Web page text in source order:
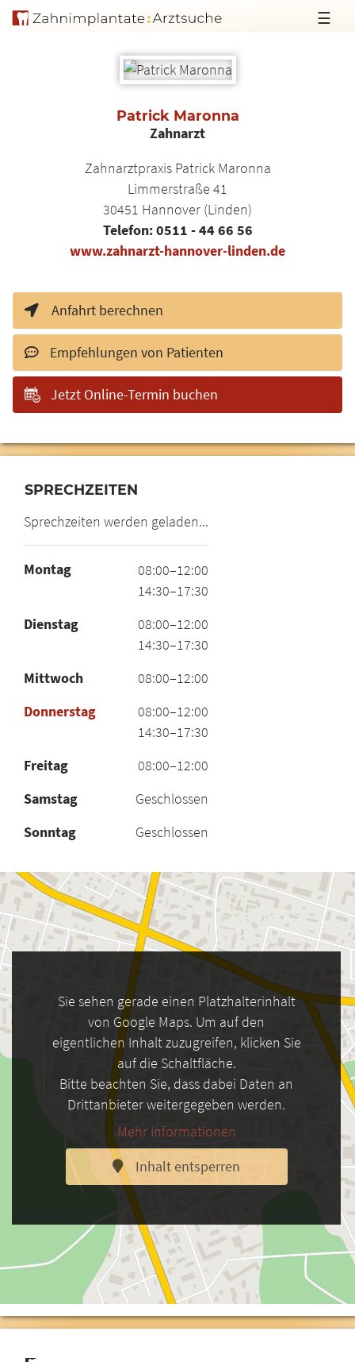
☰
Patrick Maronna
Zahnarzt
Zahnarztpraxis Patrick Maronna
Limmerstraße 41
30451 Hannover (Linden)
Telefon:0511 - 44 66 56
www.zahnarzt-hannover-linden.de
Anfahrt berechnen
Empfehlungen von Patienten
Jetzt Online-Termin buchen
SPRECHZEITEN
Sprechzeiten werden geladen...
Montag
08:00–12:00
14:30–17:30
Dienstag
08:00–12:00
14:30–17:30
Mittwoch
08:00–12:00
Donnerstag
08:00–12:00
14:30–17:30
Freitag
08:00–12:00
Samstag
Geschlossen
Sonntag
Geschlossen
Sie sehen gerade einen Platzhalterinhalt
von Google Maps. Um auf den
eigentlichen Inhalt zuzugreifen, klicken Sie
auf die Schaltfläche.
Bitte beachten Sie, dass dabei Daten an
Drittanbieter weitergegeben werden.
Mehr Informationen
Inhalt entsperren